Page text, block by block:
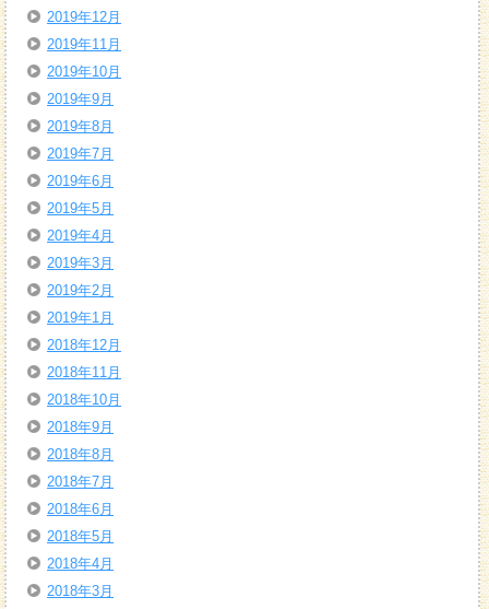
2019年12月
2019年11月
2019年10月
2019年9月
2019年8月
2019年7月
2019年6月
2019年5月
2019年4月
2019年3月
2019年2月
2019年1月
2018年12月
2018年11月
2018年10月
2018年9月
2018年8月
2018年7月
2018年6月
2018年5月
2018年4月
2018年3月